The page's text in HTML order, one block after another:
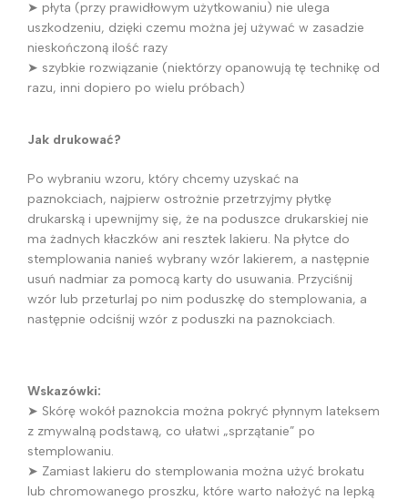
➤ płyta (przy prawidłowym użytkowaniu) nie ulega
uszkodzeniu, dzięki czemu można jej używać w zasadzie
nieskończoną ilość razy
➤ szybkie rozwiązanie (niektórzy opanowują tę technikę od
razu, inni dopiero po wielu próbach)
Jak drukować?
Po wybraniu wzoru, który chcemy uzyskać na
paznokciach, najpierw ostrożnie przetrzyjmy płytkę
drukarską i upewnijmy się, że na poduszce drukarskiej nie
ma żadnych kłaczków ani resztek lakieru. Na płytce do
stemplowania nanieś wybrany wzór lakierem, a następnie
usuń nadmiar za pomocą karty do usuwania. Przyciśnij
wzór lub przeturlaj po nim poduszkę do stemplowania, a
następnie odciśnij wzór z poduszki na paznokciach.
Wskazówki:
➤ Skórę wokół paznokcia można pokryć płynnym lateksem
z zmywalną podstawą, co ułatwi „sprzątanie” po
stemplowaniu.
➤ Zamiast lakieru do stemplowania można użyć brokatu
lub chromowanego proszku, które warto nałożyć na lepką